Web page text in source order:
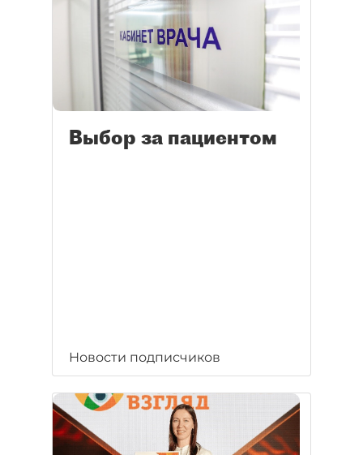
Выбор за пациентом
Новости подписчиков